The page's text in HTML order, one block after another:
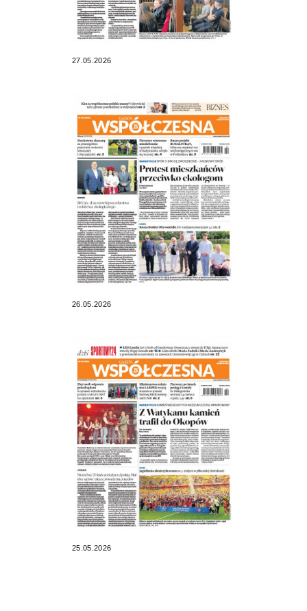
27.05.2026
26.05.2026
25.05.2026